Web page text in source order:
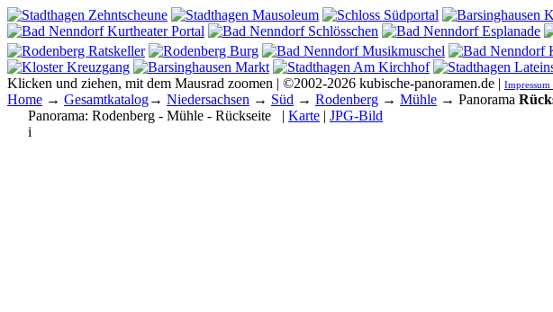
Klicken und ziehen, mit dem Mausrad zoomen | ©2002-2026 kubische-panoramen.de | Impressum
Home → Gesamtkatalog→ Niedersachsen → Süd → Rodenberg → Mühle → Panorama
Panorama: Rodenberg - Mühle - Rückseite | Karte | JPG-Bild
i